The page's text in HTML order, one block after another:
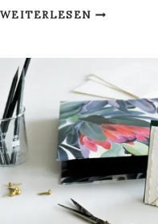
WEITERLESENVIDEO:
IM
STYLE